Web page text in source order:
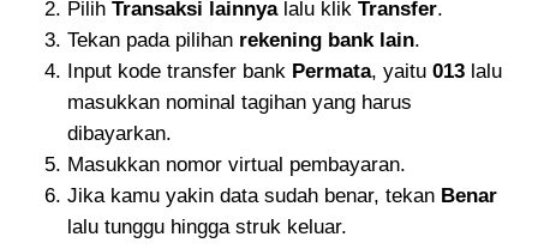
Pilih Transaksi lainnyalalu klik Transfer.
Tekan pada pilihan rekening bank lain.
Input kode transfer bank Permata, yaitu 013 lalu
masukkan nominal tagihan yang harus
dibayarkan.
Masukkan nomor virtual pembayaran.
Jika kamu yakin data sudah benar, tekan Benar
lalu tunggu hingga struk keluar.